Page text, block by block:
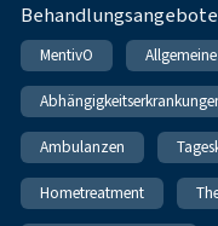
MentivO
Ambulanzen
Hometreatment